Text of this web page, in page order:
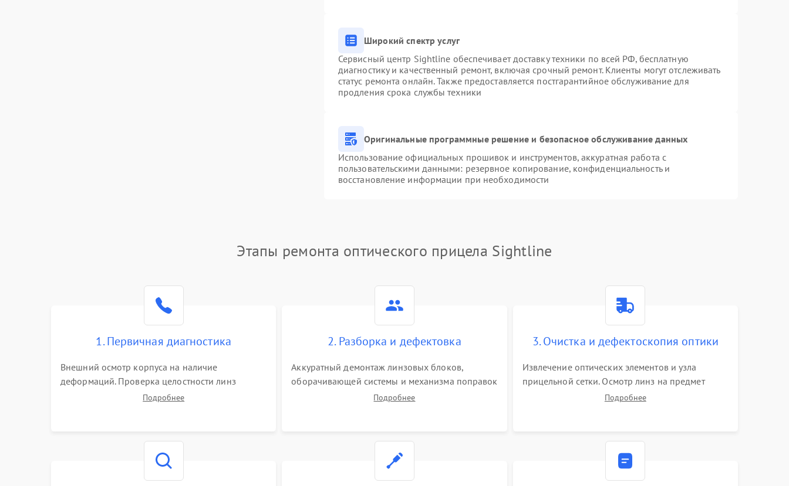
Широкий спектр услуг
Сервисный центр Sightline обеспечивает доставку техники по всей РФ, бесплатную
диагностику и качественный ремонт, включая срочный ремонт. Клиенты могут отслеживать
статус ремонта онлайн. Также предоставляется постгарантийное обслуживание для
продления срока службы техники
Оригинальные программные решение и безопасное обслуживание данных
Использование официальных прошивок и инструментов, аккуратная работа с
пользовательскими данными: резервное копирование, конфиденциальность и
восстановление информации при необходимости
Этапы ремонта оптического прицела Sightline
1. Первичная диагностика
Внешний осмотр корпуса на наличие
деформаций. Проверка целостности линз
объектива и окуляра. Тестирование работы
Подробнее
2. Разборка и дефектовка
Аккуратный демонтаж линзовых блоков,
оборачивающей системы и механизма поправок
спецключами. Осмотр внутренних резьбовых
Подробнее
3. Очистка и дефектоскопия оптики
Извлечение оптических элементов и узла
прицельной сетки. Осмотр линз на предмет
повреждения просветляющего покрытия или
Подробнее